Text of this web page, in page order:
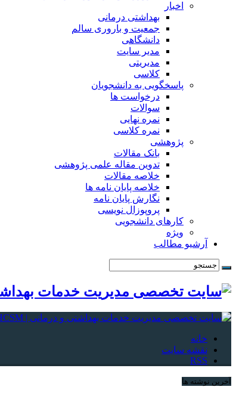
اخبار
بهداشتی درمانی
جمعیت و باروری سالم
دانشگاهی
مدیر سایت
مدیریتی
کلاسی
پاسخگویی به دانشجویان
درخواست ها
سوالات
نمره نهایی
نمره کلاسی
پژوهشی
بانک مقالات
تدوین مقاله علمی پژوهشی
خلاصه مقالات
خلاصه پایان نامه ها
نگارش پایان نامه
پروپوزال نویسی
کارهای دانشجویی
ویژه
آرشیو مطالب
خانه
نقشه سایت
RSS
آخرین نوشته ها